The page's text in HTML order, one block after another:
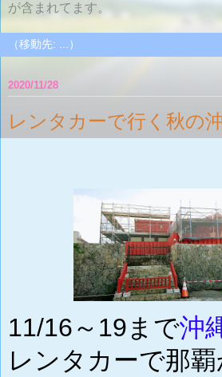
が含まれてます。
2020/11/28
レンタカーで行く秋の
11/16～19まで沖
レンタカーで那